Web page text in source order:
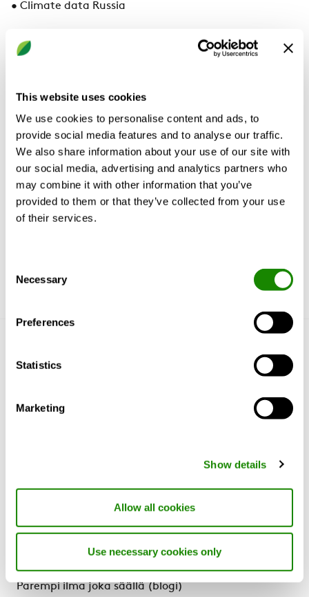
This website uses cookies
We use cookies to personalise content and ads, to
provide social media features and to analyse our traffic.
We also share information about your use of our site with
our social media, advertising and analytics partners who
may combine it with other information that you’ve
provided to them or that they’ve collected from your use
of their services.
Selection
Necessary
Preferences
Statistics
Marketing
Show details
Allow all cookies
Use necessary cookies only
• Climate data Russia
• Placement in Printouts
• Bug fixes
Read more
AHU Design
Swegon Mollier Diagram
Referenssit & Artikkelit
Lisää Swegonia
Toimittajille
Kaikki sisäilmastosta (Blogi)
Parempi ilma joka säällä (blogi)